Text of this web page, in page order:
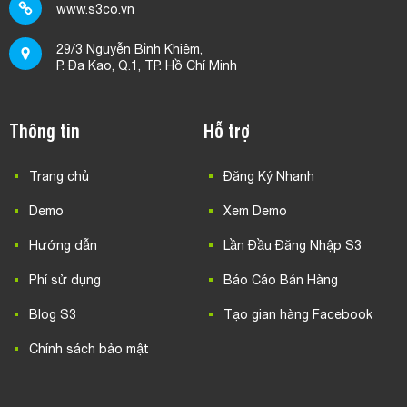
www.s3co.vn
29/3 Nguyễn Bỉnh Khiêm,
P. Đa Kao, Q.1, TP. Hồ Chí Minh
Thông tin
Trang chủ
Demo
Hướng dẫn
Phí sử dụng
Blog S3
Chính sách bảo mật
Hỗ trợ
Đăng Ký Nhanh
Xem Demo
Lần Đầu Đăng Nhập S3
Báo Cáo Bán Hàng
Tạo gian hàng Facebook